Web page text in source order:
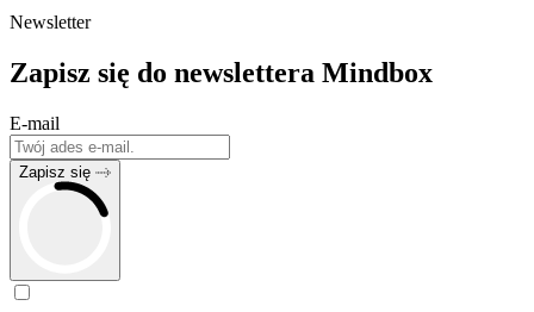
Newsletter
Zapisz się do newslettera Mindbox
E-mail
Zapisz się